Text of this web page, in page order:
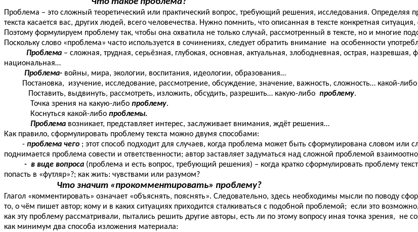
Проблема – это сложный теоретический или практический вопрос, требующий решения, исследования.
текста касается вас, других людей, всего человечества. Нужно помнить, что описанная в тексте конкретная
Поэтому формулируем проблему так, чтобы она охватила не только случай, рассмотренный в тексте, но и многие
Поскольку слово «проблема» часто используется в сочинениях, следует обратить внимание на особенности
Проблема – сложная, трудная, серьёзная, глубокая, основная, актуальная, злободневная, острая, назревшая,
национальная…
Проблема- войны, мира, экологии, воспитания, идеологии, образования…
Постановка, изучение, исследование, рассмотрение, обсуждение, значение, важность, сложность… какой-либо
Поставить, выдвинуть, рассмотреть, изложить, обсудить, разрешить… какую-либо проблему.
Точка зрения на какую-либо проблему.
Коснуться какой-либо проблемы.
Проблема возникает, представляет интерес, заслуживает внимания, ждёт решения…
Как правило, сформулировать проблему текста можно двумя способами:
- проблема чего ; этот способ подходит для случаев, когда проблема может быть сформулирована словом или
поднимается проблема совести и ответственности; автор заставляет задуматься над сложной проблемой
- в виде вопроса (проблема и есть вопрос, требующий решения) – когда кратко сформулировать проблему
попасть в «футляр»?; как жить: чувствами или разумом?
Что значит «прокомментировать» проблему?
Глагол «комментировать» означает «объяснять, пояснять». Следовательно, здесь необходимы мысли по поводу
то, о чём пишет автор; кому и в каких ситуациях приходится сталкиваться с подобной проблемой; если это
как эту проблему рассматривали, пытались решить другие авторы, есть ли по этому вопросу иная точка зрения, не
как минимум два способа изложения материала: